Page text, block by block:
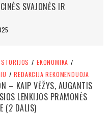
SVAJONĖS IR
/ EKONOMIKA /
/ REDAKCIJA REKOMENDUOJA
– KAIP VĖŽYS, AUGANTIS
LENKIJOS PRAMONĖS
(2 DALIS)